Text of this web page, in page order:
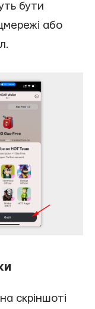
бути
або
скріншоті